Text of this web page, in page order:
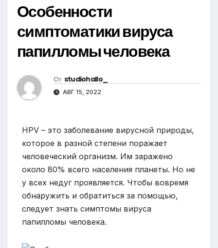
Особенности
симптоматики вируса
папилломы человека
От studiohallo_
АВГ 15, 2022
HPV – это заболевание вирусной природы,
которое в разной степени поражает
человеческий организм. Им заражено
около 80% всего населения планеты. Но не
у всех недуг проявляется. Чтобы вовремя
обнаружить и обратиться за помощью,
следует знать симптомы вируса
папилломы человека.